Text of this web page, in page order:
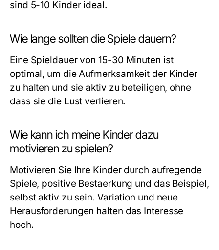
sind 5-10 Kinder ideal.
Wie lange sollten die Spiele dauern?
Eine Spieldauer von 15-30 Minuten ist
optimal, um die Aufmerksamkeit der Kinder
zu halten und sie aktiv zu beteiligen, ohne
dass sie die Lust verlieren.
Wie kann ich meine Kinder dazu
motivieren zu spielen?
Motivieren Sie Ihre Kinder durch aufregende
Spiele, positive Bestaerkung und das Beispiel,
selbst aktiv zu sein. Variation und neue
Herausforderungen halten das Interesse
hoch.